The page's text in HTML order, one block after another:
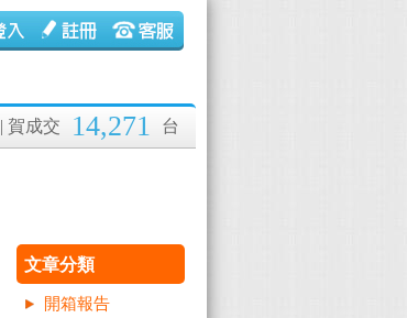
| 賀成交 14,271 台
文章分類
開箱報告